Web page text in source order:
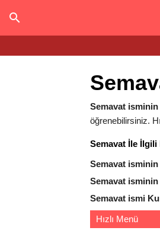
Semavat isminin
öğrenebilirsiniz.
Semavat İle
Semavat
Semavat
Semavat ismi
Hızlı Menü